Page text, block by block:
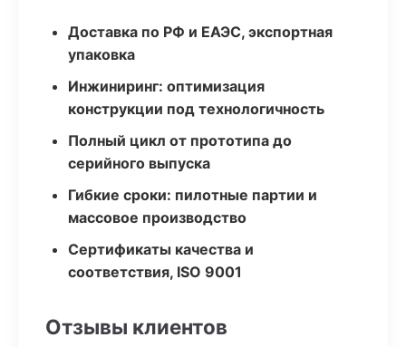
Доставка по РФ и ЕАЭС, экспортная
упаковка
Инжиниринг: оптимизация
конструкции под технологичность
Полный цикл от прототипа до
серийного выпуска
Гибкие сроки: пилотные партии и
массовое производство
Сертификаты качества и
соответствия, ISO 9001
Отзывы клиентов